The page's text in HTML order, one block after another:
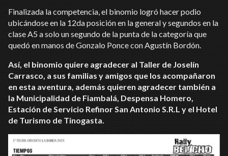
Finalizada la competencia, el binomio logró hacer podio
ubicándose en la 12da posición en la general y segundos en la
clase A5 a solo un segundo de la punta de la categoría que
quedó en manos de Gonzalo Ponce con Agustín Bordón.
Así, el binomio quiere agradecer al Taller de Joselín
Carrasco, a sus familias y amigos que los acompañaron
en esta aventura, además quieren agradecer también a
la Municipalidad de Fiambalá, Despensa Homero,
Estación de Servicio Refinor San Antonio S.R.L y el Hotel
de Turismo de Tinogasta.